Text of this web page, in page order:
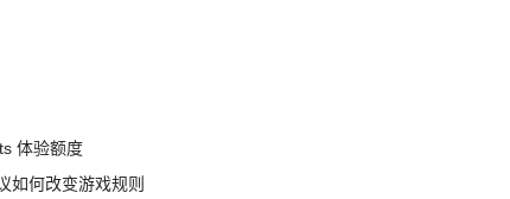
体验额度
如何改变游戏规则